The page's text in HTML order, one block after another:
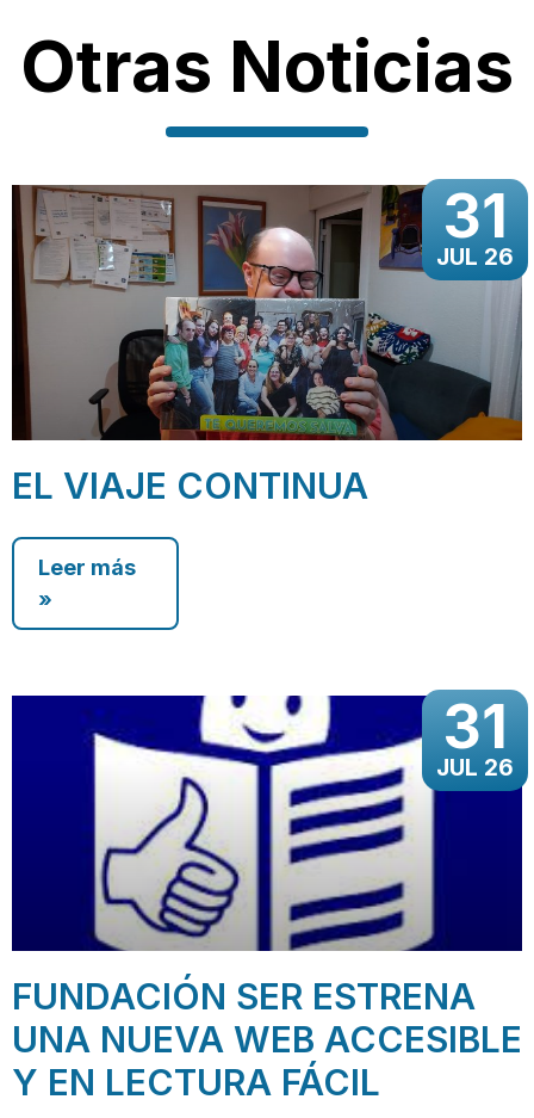
Otras Noticias
31
JUL 26
EL VIAJE CONTINUA
Leer más
»
31
JUL 26
FUNDACIÓN SER ESTRENA
UNA NUEVA WEB ACCESIBLE
Y EN LECTURA FÁCIL